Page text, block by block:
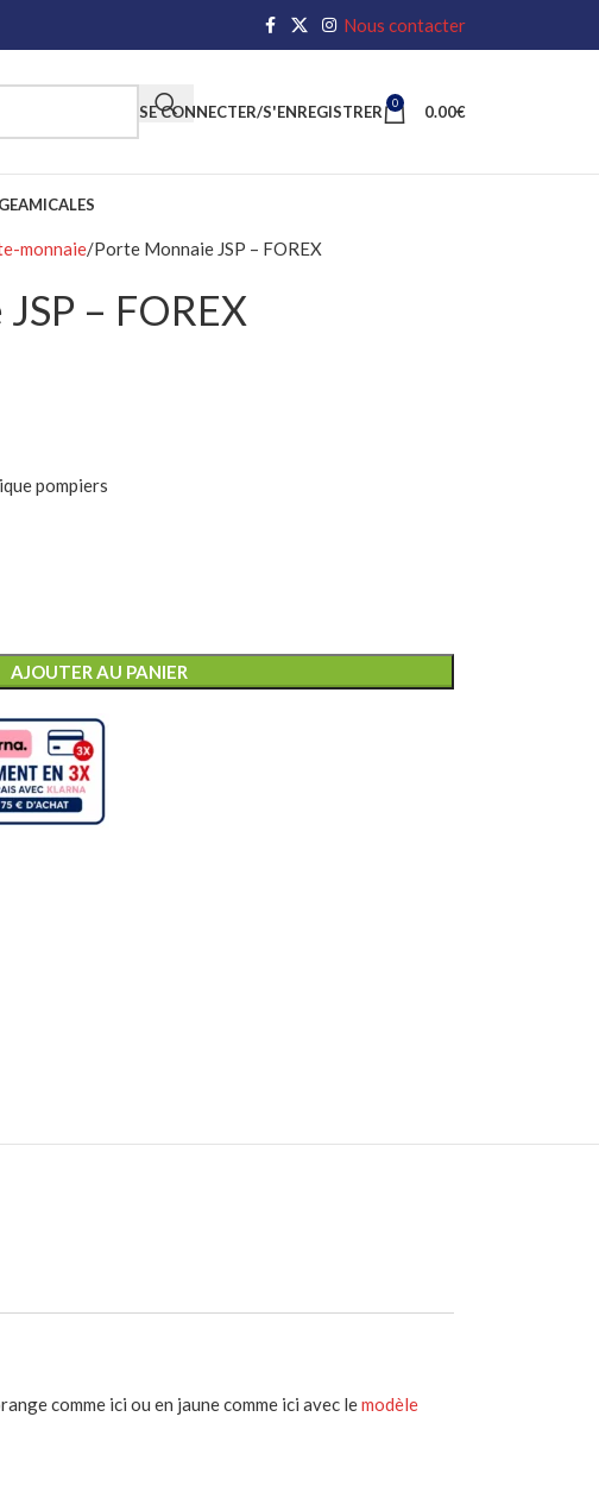
Nous contacter
SE CONNECTER/S'ENREGISTRER 0 0.00€
AMICALES
monnaie Porte Monnaie JSP – FOREX
– FOREX
pompiers
AJOUTER AU PANIER
comme ici ou en jaune comme ici avec lemodèle